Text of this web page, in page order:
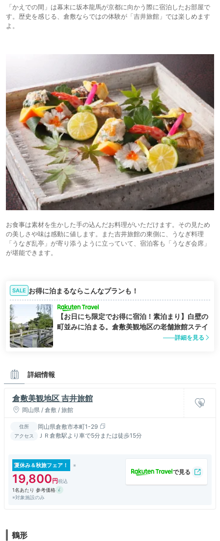
「かえでの間」は幕末に坂本龍馬が京都に向かう際に宿泊したお部屋で
す。歴史を感じる、倉敷ならではの体験が「吉井旅館」では楽しめます
よ。
お食事は素材を生かした手の込んだお料理がいただけます。その見ため
の美しさや味は感動に値します。また吉井旅館の東側に、うなぎ料理
「うなぎ乱亭」が寄り添うように立っていて、宿泊客も「うなぎ会席」
が堪能できます。
SALE お得に泊まるならこんなプランも！
【お日にち限定でお得に宿泊！素泊まり】白壁の
町並みに泊まる。倉敷美観地区の老舗旅館ステイ
詳細を見る
詳細情報
倉敷美観地区 吉井旅館
岡山県 / 倉敷 / 旅館
住所 岡山県倉敷市本町1-29
アクセス ＪＲ倉敷駅より車で5分または徒歩15分
夏休み＆秋旅フェア！
19,800
1名あたり 参考価格
※対象施設のみ
鶴形